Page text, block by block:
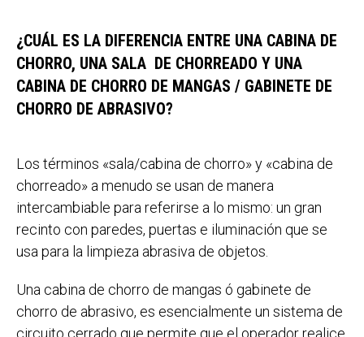
¿CUÁL ES LA DIFERENCIA ENTRE UNA CABINA DE
CHORRO, UNA SALA DE CHORREADO Y UNA
CABINA DE CHORRO DE MANGAS / GABINETE DE
CHORRO DE ABRASIVO?
Los términos «sala/cabina de chorro» y «cabina de
chorreado» a menudo se usan de manera
intercambiable para referirse a lo mismo: un gran
recinto con paredes, puertas e iluminación que se
usa para la limpieza abrasiva de objetos.
Una cabina de chorro de mangas ó gabinete de
chorro de abrasivo, es esencialmente un sistema de
circuito cerrado que permite que el operador realice